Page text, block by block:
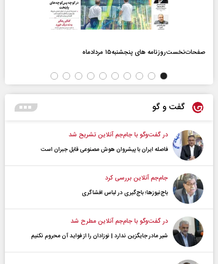
صفحات‌نخست‌روزنامه ها‌ی پنجشنبه‌۱۵ مردادماه
گفت و گو
در گفت‌و‌گو با جام‌جم آنلاین تشریح شد
فاصله ایران با پیشرو‌ان هوش مصنوعی قابل جبران است
جام‌جم آنلاین بررسی کرد
باج‌نیوزها؛ باج‌گیری در لباس افشاگری
در گفت‌و‌گو با جام‌جم آنلاین مطرح شد
شیر مادر جایگزین ندارد | نوزادان را از فواید آن محروم نکنیم